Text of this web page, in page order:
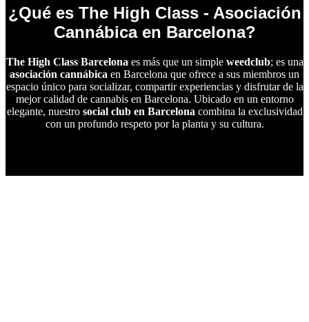
¿Qué es The High Class - Asociación
Cannábica en Barcelona?
The High Class Barcelona es más que un simple weedclub; es una
asociación cannábica en Barcelona que ofrece a sus miembros un
espacio único para socializar, compartir experiencias y disfrutar de la
mejor calidad de cannabis en Barcelona. Ubicado en un entorno
elegante, nuestro social club en Barcelona combina la exclusividad
con un profundo respeto por la planta y su cultura.